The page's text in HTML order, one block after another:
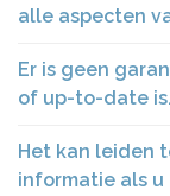
alle aspecten
Er is geen
of up-to-date is.
Het kan leiden
informatie als u